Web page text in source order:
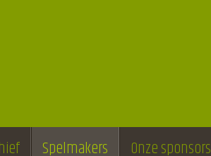
Spelmakers Onze sponsors